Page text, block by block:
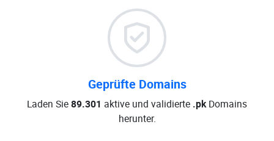
Geprüfte Domains
Laden Sie89.301 aktive und validierte .pkDomains
herunter.